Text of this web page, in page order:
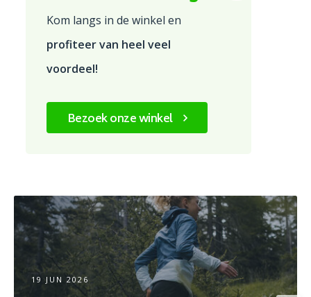
Kom langs in de winkel en
profiteer van heel veel
voordeel!
Bezoek onze winkel
19 JUN 2026